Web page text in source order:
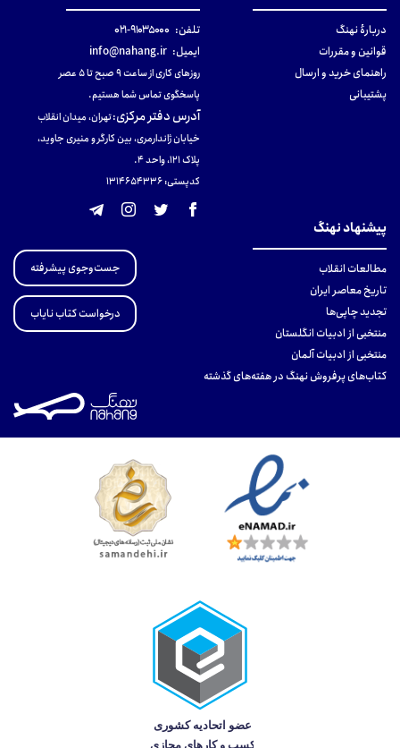
دربارهٔ نهنگ
قوانین و مقررات
راهنمای خرید و ارسال
پشتیبانی
تلفن: ۹۱۰۳۵۰۰۰-۰۲۱
ایمیل: info@nahang.ir
روزهای کاری از ساعت ۹ صبح تا ۵ عصر
پاسخگوی تماس شما هستیم.
آدرس دفتر مرکزی:تهران، میدان انقلاب
خیابان ژاندارمری، بین کارگر و منیری جاوید،
پلاک 121، واحد ۴.
کدپستی: 131465433۶
پیشنهاد نهنگ
مطالعات انقلاب
تاریخ معاصر ایران
تجدید چاپی‌ها
منتخبی از ادبیات انگلستان
منتخبی از ادبیات آلمان
کتاب‌های پرفروش نهنگ در هفته‌های گذشته
جست‌وجوی پیشرفته
درخواست کتاب نایاب